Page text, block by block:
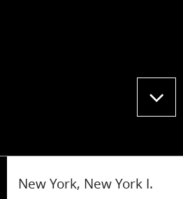
New York, New York I.